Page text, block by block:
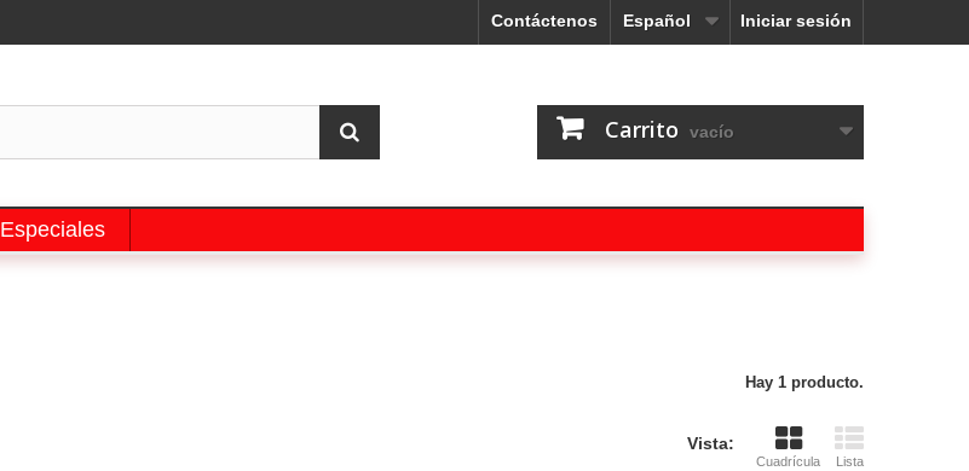
Iniciar sesión
Español
Contáctenos
Carrito vacío
Especiales
Hay 1 producto.
Vista:
Cuadrícula Lista